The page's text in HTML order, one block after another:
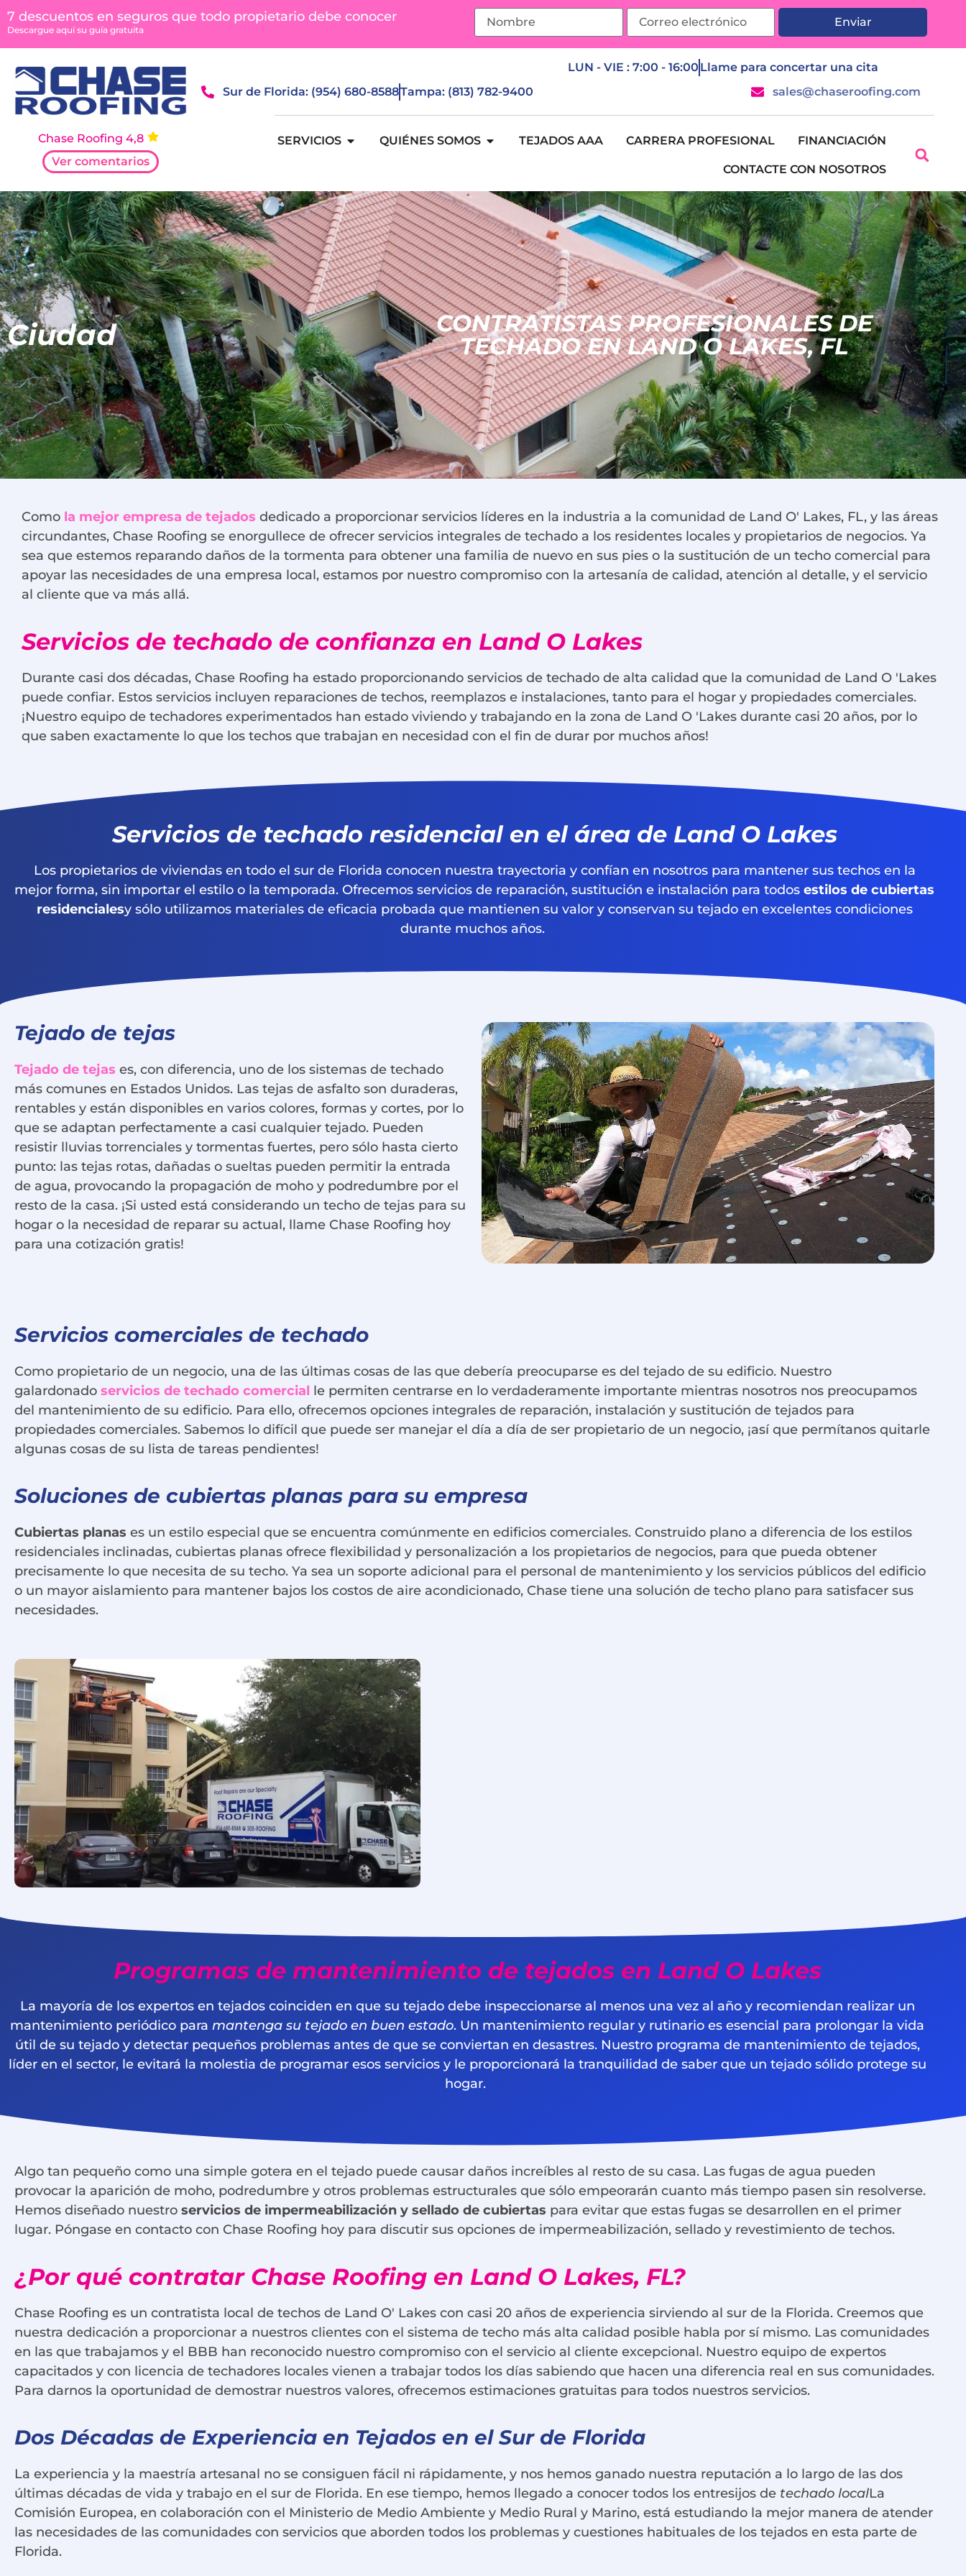
contenido
7 descuentos en seguros que todo propietario debe conocer
Descargue aquí su guía gratuita
Enviar
Chase Roofing 4,8
Ver comentarios
LUN - VIE : 7:00 - 16:00 Llame para concertar una cita
Sur de Florida: (954) 680-8588Tampa: (813) 782-9400 sales@chaseroofing.com
SERVICIOS QUIÉNES SOMOS TEJADOS AAA CARRERA PROFESIONAL FINANCIACIÓN
CONTACTE CON NOSOTROS
Ciudad
CONTRATISTAS PROFESIONALES DE
TECHADO EN LAND O LAKES, FL
Como la mejor empresa de tejados dedicado a proporcionar servicios líderes en la industria a la comunidad de Land O' Lakes, FL, y las áreas
circundantes, Chase Roofing se enorgullece de ofrecer servicios integrales de techado a los residentes locales y propietarios de negocios. Ya
sea que estemos reparando daños de la tormenta para obtener una familia de nuevo en sus pies o la sustitución de un techo comercial para
apoyar las necesidades de una empresa local, estamos por nuestro compromiso con la artesanía de calidad, atención al detalle, y el servicio
al cliente que va más allá.
Servicios de techado de confianza en Land O Lakes
Durante casi dos décadas, Chase Roofing ha estado proporcionando servicios de techado de alta calidad que la comunidad de Land O 'Lakes
puede confiar. Estos servicios incluyen reparaciones de techos, reemplazos e instalaciones, tanto para el hogar y propiedades comerciales.
¡Nuestro equipo de techadores experimentados han estado viviendo y trabajando en la zona de Land O 'Lakes durante casi 20 años, por lo
que saben exactamente lo que los techos que trabajan en necesidad con el fin de durar por muchos años!
Servicios de techado residencial en el área de Land O Lakes
Los propietarios de viviendas en todo el sur de Florida conocen nuestra trayectoria y confían en nosotros para mantener sus techos en la
mejor forma, sin importar el estilo o la temporada. Ofrecemos servicios de reparación, sustitución e instalación para todos estilos de cubiertas
residencialesy sólo utilizamos materiales de eficacia probada que mantienen su valor y conservan su tejado en excelentes condiciones
durante muchos años.
Tejado de tejas
Tejado de tejas es, con diferencia, uno de los sistemas de techado
más comunes en Estados Unidos. Las tejas de asfalto son duraderas,
rentables y están disponibles en varios colores, formas y cortes, por lo
que se adaptan perfectamente a casi cualquier tejado. Pueden
resistir lluvias torrenciales y tormentas fuertes, pero sólo hasta cierto
punto: las tejas rotas, dañadas o sueltas pueden permitir la entrada
de agua, provocando la propagación de moho y podredumbre por el
resto de la casa. ¡Si usted está considerando un techo de tejas para su
hogar o la necesidad de reparar su actual, llame Chase Roofing hoy
para una cotización gratis!
Servicios comerciales de techado
Como propietario de un negocio, una de las últimas cosas de las que debería preocuparse es del tejado de su edificio. Nuestro
galardonado servicios de techado comercial le permiten centrarse en lo verdaderamente importante mientras nosotros nos preocupamos
del mantenimiento de su edificio. Para ello, ofrecemos opciones integrales de reparación, instalación y sustitución de tejados para
propiedades comerciales. Sabemos lo difícil que puede ser manejar el día a día de ser propietario de un negocio, ¡así que permítanos quitarle
algunas cosas de su lista de tareas pendientes!
Soluciones de cubiertas planas para su empresa
Cubiertas planas es un estilo especial que se encuentra comúnmente en edificios comerciales. Construido plano a diferencia de los estilos
residenciales inclinadas, cubiertas planas ofrece flexibilidad y personalización a los propietarios de negocios, para que pueda obtener
precisamente lo que necesita de su techo. Ya sea un soporte adicional para el personal de mantenimiento y los servicios públicos del edificio
o un mayor aislamiento para mantener bajos los costos de aire acondicionado, Chase tiene una solución de techo plano para satisfacer sus
necesidades.
Programas de mantenimiento de tejados en Land O Lakes
La mayoría de los expertos en tejados coinciden en que su tejado debe inspeccionarse al menos una vez al año y recomiendan realizar un
mantenimiento periódico para mantenga su tejado en buen estado. Un mantenimiento regular y rutinario es esencial para prolongar la vida
útil de su tejado y detectar pequeños problemas antes de que se conviertan en desastres. Nuestro programa de mantenimiento de tejados,
líder en el sector, le evitará la molestia de programar esos servicios y le proporcionará la tranquilidad de saber que un tejado sólido protege su
hogar.
Algo tan pequeño como una simple gotera en el tejado puede causar daños increíbles al resto de su casa. Las fugas de agua pueden
provocar la aparición de moho, podredumbre y otros problemas estructurales que sólo empeorarán cuanto más tiempo pasen sin resolverse.
Hemos diseñado nuestro servicios de impermeabilización y sellado de cubiertas para evitar que estas fugas se desarrollen en el primer
lugar. Póngase en contacto con Chase Roofing hoy para discutir sus opciones de impermeabilización, sellado y revestimiento de techos.
¿Por qué contratar Chase Roofing en Land O Lakes, FL?
Chase Roofing es un contratista local de techos de Land O' Lakes con casi 20 años de experiencia sirviendo al sur de la Florida. Creemos que
nuestra dedicación a proporcionar a nuestros clientes con el sistema de techo más alta calidad posible habla por sí mismo. Las comunidades
en las que trabajamos y el BBB han reconocido nuestro compromiso con el servicio al cliente excepcional. Nuestro equipo de expertos
capacitados y con licencia de techadores locales vienen a trabajar todos los días sabiendo que hacen una diferencia real en sus comunidades.
Para darnos la oportunidad de demostrar nuestros valores, ofrecemos estimaciones gratuitas para todos nuestros servicios.
Dos Décadas de Experiencia en Tejados en el Sur de Florida
La experiencia y la maestría artesanal no se consiguen fácil ni rápidamente, y nos hemos ganado nuestra reputación a lo largo de las dos
últimas décadas de vida y trabajo en el sur de Florida. En ese tiempo, hemos llegado a conocer todos los entresijos de techado localLa
Comisión Europea, en colaboración con el Ministerio de Medio Ambiente y Medio Rural y Marino, está estudiando la mejor manera de atender
las necesidades de las comunidades con servicios que aborden todos los problemas y cuestiones habituales de los tejados en esta parte de
Florida.